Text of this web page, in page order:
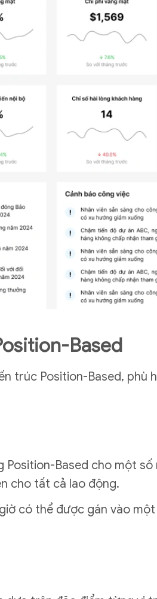
Based
trúc Position-Based, phù
Based cho một số
cho tất cả lao động.
có thể được gán vào